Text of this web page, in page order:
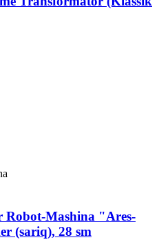
Robot-Mashina "Ares-
(sariq), 28 sm